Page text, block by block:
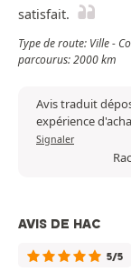
satisfait.
Type de route: Ville -
parcourus: 2000 km
Avis traduit
expérience
Signaler
AVIS DE HAC
5/5